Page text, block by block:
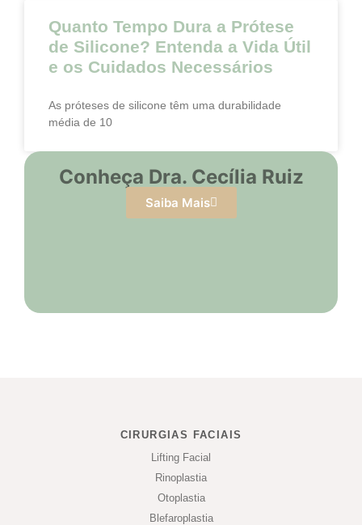
Quanto Tempo Dura a Prótese
de Silicone? Entenda a Vida Útil
e os Cuidados Necessários
As próteses de silicone têm uma durabilidade
média de 10
Conheça Dra. Cecília Ruiz
Saiba Mais
CIRURGIAS FACIAIS
Lifting Facial
Rinoplastia
Otoplastia
Blefaroplastia